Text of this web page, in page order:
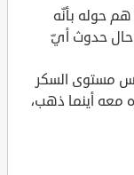
حوله بأنّه
حدوث أيّ
مستوى السكر
معه أينما ذهب،